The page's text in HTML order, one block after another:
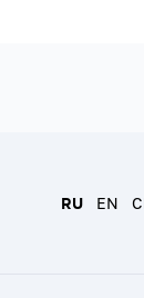
RU EN